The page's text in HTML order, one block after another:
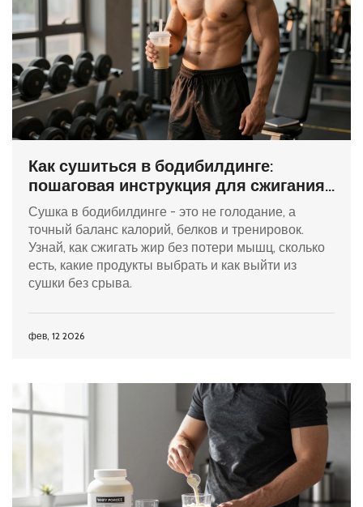
Как сушиться в бодибилдинге:
пошаговая инструкция для сжигания
жира без потери мышц
Сушка в бодибилдинге - это не голодание, а
точный баланс калорий, белков и тренировок.
Узнай, как сжигать жир без потери мышц, сколько
есть, какие продукты выбрать и как выйти из
сушки без срыва.
фев, 12 2026